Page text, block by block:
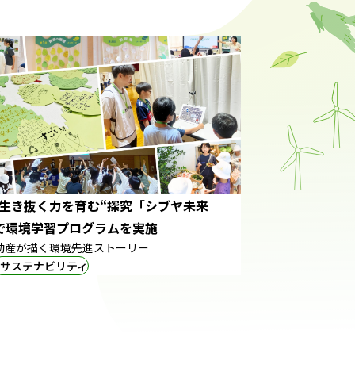
き抜く力を育む“探究「シブヤ未来
環境学習プログラムを実施
産が描く環境先進ストーリー
ステナビリティ